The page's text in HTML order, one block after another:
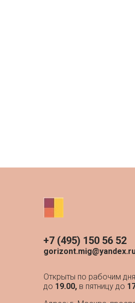
+7 (495) 150 56 52
Открыты по рабочим
до 19.00, в пятницу до